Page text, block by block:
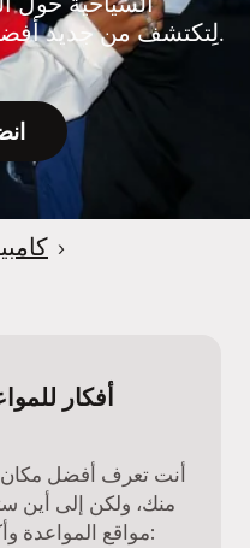
السياحية حول
لِتكتشف من جديد أفضل ما يُمكن فعله في المدينة.
›
أفكار
أنت تعرف أفضل
منك، ولكن إلى أين
مواقع المواعدة وأكثر الأفكار شعبية في المدينة: